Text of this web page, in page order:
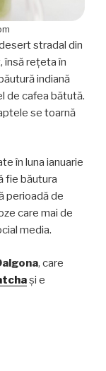
stradal din
însă rețeta în
indiană
de cafea bătută.
se toarnă
în luna ianuarie
fie băutura
perioadă de
care mai de
media.
, care
și e